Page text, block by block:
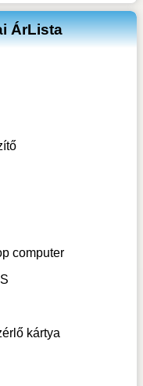
ÁrLista
computer
kártya